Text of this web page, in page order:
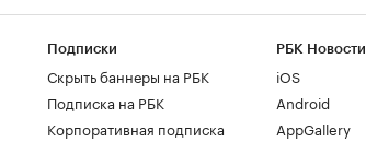
Подписки
Скрыть баннеры на РБК
Подписка на РБК
Корпоративная подписка
РБК Новости
iOS
Android
AppGallery